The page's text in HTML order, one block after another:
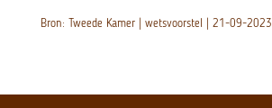
Bron: Tweede Kamer | wetsvoorstel | 21-09-2023